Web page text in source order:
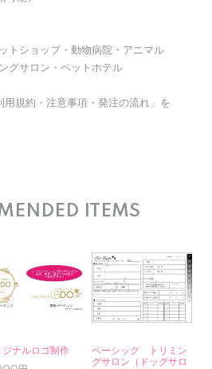
トショップ・動物病院・アニマル
グサロン・ペットホテル
規約・注意事項・発注の流れ」を
ITEMS
ジナルロゴ制作
ベーシック トリミン
グサロン（ドッグサロ